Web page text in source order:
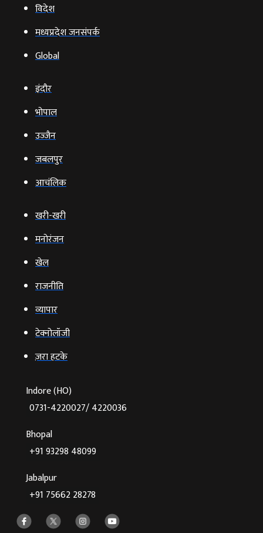
विदेश
मध्यप्रदेश जनसंपर्क
Global
इंदौर
भोपाल
उज्‍जैन
जबलपुर
आचंलिक
खरी-खरी
मनोरंजन
खेल
राजनीति
व्‍यापार
टेक्‍नोलॉजी
ज़रा हटके
Indore (HO)
0731-4220027/ 4220036
Bhopal
+91 93298 48099
Jabalpur
+91 75662 28278